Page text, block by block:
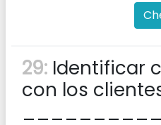
29: Identificar
con los